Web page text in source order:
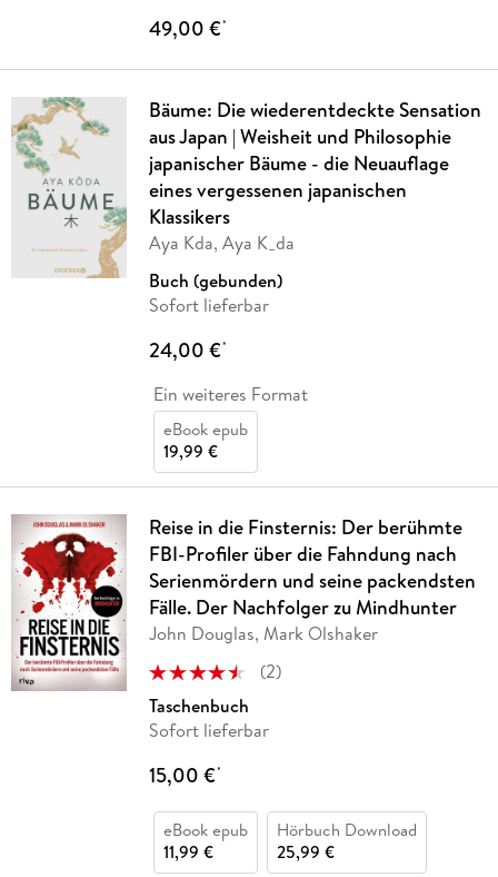
49,00 €*
Bäume: Die wiederentdeckte Sensation
aus Japan | Weisheit und Philosophie
japanischer Bäume - die Neuauflage
eines vergessenen japanischen
Klassikers
Aya Kda, Aya K_da
Buch (gebunden)
Sofort lieferbar
24,00 €*
Ein weiteres Format
eBook epub
19,99 €
Reise in die Finsternis: Der berühmte
FBI-Profiler über die Fahndung nach
Serienmördern und seine packendsten
Fälle. Der Nachfolger zu Mindhunter
John Douglas, Mark Olshaker
(2)
Taschenbuch
Sofort lieferbar
15,00 €*
eBook epub
11,99 €
Hörbuch Download
25,99 €